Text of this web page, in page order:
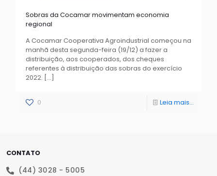
Sobras da Cocamar movimentam economia
regional
A Cocamar Cooperativa Agroindustrial começou na
manhã desta segunda-feira (19/12) a fazer a
distribuição, aos cooperados, dos cheques
referentes à distribuição das sobras do exercício
2022. […]
0 Leia mais...
CONTATO
(44) 3028 - 5005